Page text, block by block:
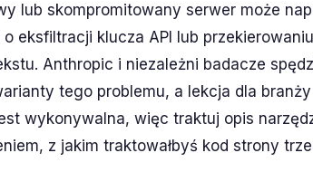
lub skompromitowany serwer może
eksfiltracji klucza API lub
Anthropic i niezależni badacze
tego problemu, a lekcja dla
wykonywalna, więc traktuj opis
z jakim traktowałbyś kod strony